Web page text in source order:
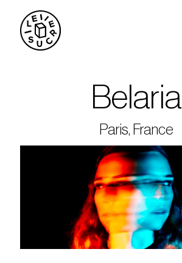
agenda
tickets
le sucre max
partenariats
privatisations
Belaria
Paris, France